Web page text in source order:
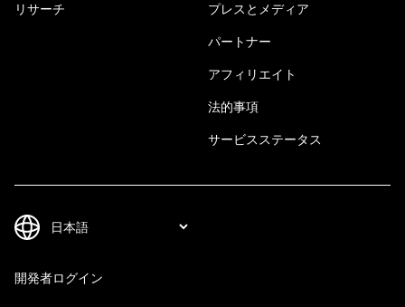
リサーチ プレスとメディア
パートナー
アフィリエイト
法的事項
サービスステータス
開発者ログイン